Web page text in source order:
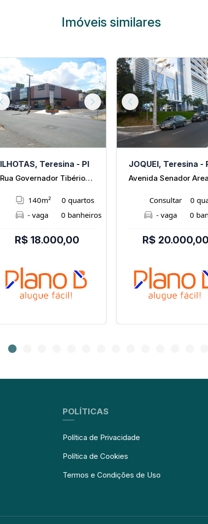
Imóveis similares
Previous Next
ILHOTAS, Teresina - PI
Rua Governador Tibério Nunes
140m²
0 quartos
- vaga
0 banheiros
R$ 18.000,00
Previous
JOQUEI, Teresina -
Consultar
0
- vaga
0
R$ 20.000,00
POLÍTICAS
Política de Privacidade
Política de Cookies
Termos e Condições de Uso